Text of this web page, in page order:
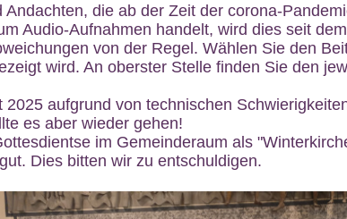
die ab der Zeit der corona-
Audio-Aufnahmen handelt, wird dies seit
von der Regel. Wählen Sie den
wird. An oberster Stelle finden Sie den
aufgrund von technischen
es aber wieder gehen!
im Gemeinderaum als
Dies bitten wir zu entschuldigen.